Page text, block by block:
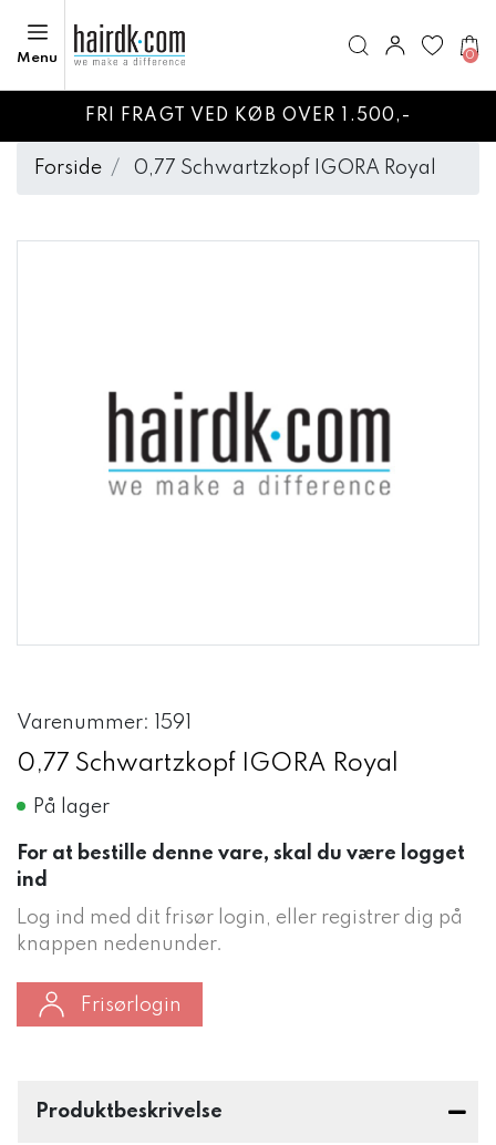
Menu 0
FRI FRAGT VED KØB OVER 1.500,-
Forside 0,77 Schwartzkopf IGORA Royal
Varenummer: 1591
0,77 Schwartzkopf IGORA Royal
På lager
For at bestille denne vare, skal du være logget
ind
Log ind med dit frisør login, eller registrer dig på
knappen nedenunder.
Frisørlogin
Produktbeskrivelse